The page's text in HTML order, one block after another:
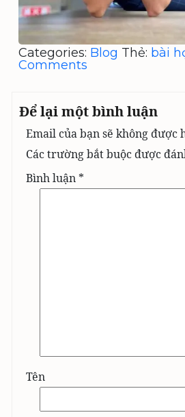
Categories: Blog Thẻ: bài
Comments
Để lại một bình luận
Email của bạn sẽ không được
Các trường bắt buộc được
Bình luận *
Tên